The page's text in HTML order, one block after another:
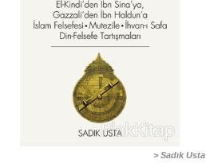
> Sadık Usta